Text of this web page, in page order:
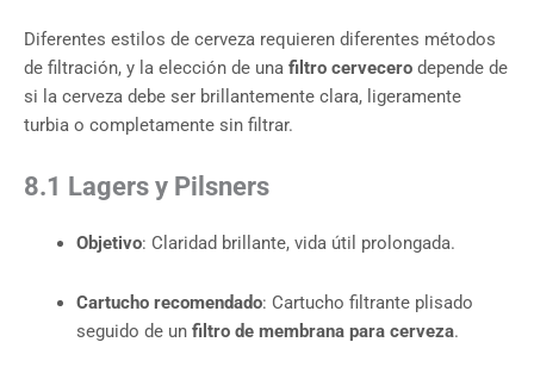
Diferentes estilos de cerveza requieren diferentes métodos
de filtración, y la elección de una filtro cervecero depende de
si la cerveza debe ser brillantemente clara, ligeramente
turbia o completamente sin filtrar.
8.1 Lagers y Pilsners
Objetivo: Claridad brillante, vida útil prolongada.
Cartucho recomendado: Cartucho filtrante plisado
seguido de un filtro de membrana para cerveza.